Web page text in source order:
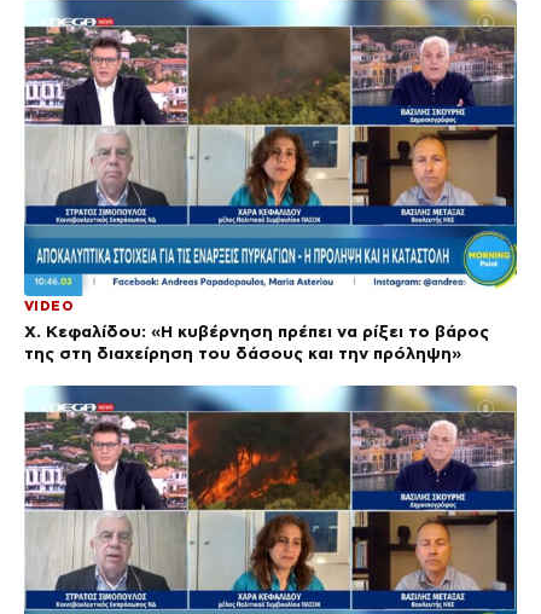
VIDEO
Χ. Κεφαλίδου: «Η κυβέρνηση πρέπει να ρίξει το βάρος
της στη διαχείρηση του δάσους και την πρόληψη»